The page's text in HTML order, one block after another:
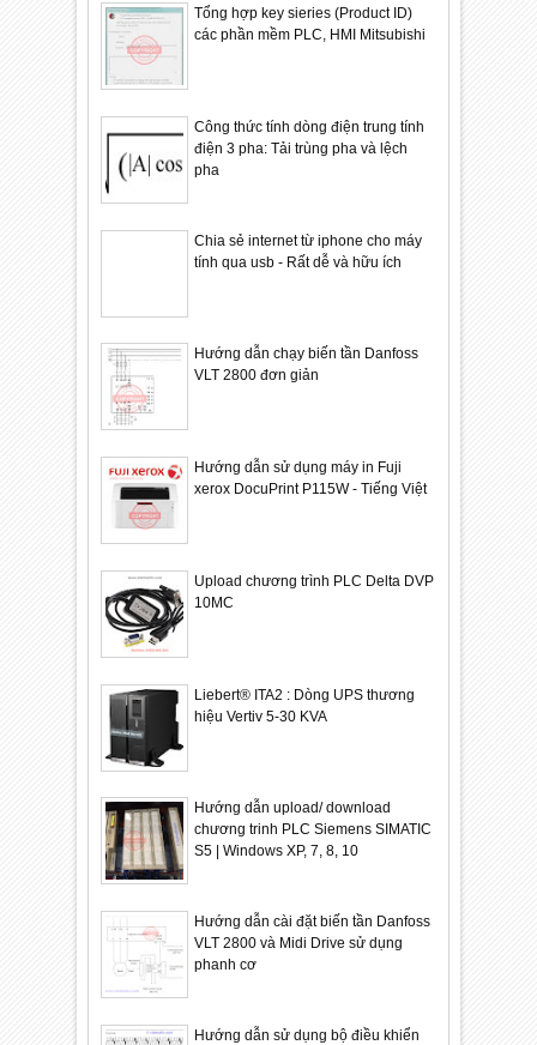
Tổng hợp key sieries (Product ID)
các phần mềm PLC, HMI Mitsubishi
Công thức tính dòng điện trung tính
điện 3 pha: Tải trùng pha và lệch
pha
Chia sẻ internet từ iphone cho máy
tính qua usb - Rất dễ và hữu ích
Hướng dẫn chạy biến tần Danfoss
VLT 2800 đơn giản
Hướng dẫn sử dụng máy in Fuji
xerox DocuPrint P115W - Tiếng Việt
Upload chương trình PLC Delta DVP
10MC
Liebert® ITA2 : Dòng UPS thương
hiệu Vertiv 5-30 KVA
Hướng dẫn upload/ download
chương trinh PLC Siemens SIMATIC
S5 | Windows XP, 7, 8, 10
Hướng dẫn cài đặt biến tần Danfoss
VLT 2800 và Midi Drive sử dụng
phanh cơ
Hướng dẫn sử dụng bộ điều khiển